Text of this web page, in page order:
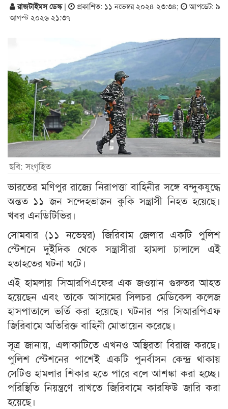
রাজটাইমস ডেস্ক| প্রকাশিত: ১১ নভেম্বর ২০২৪ ২৩:৩৪;
আপডেট: ৯
আগস্ট ২০২৬ ২১:৩৭
ছবি: সংগৃহিত
ভারতের মণিপুর রাজ্যে নিরাপত্তা বাহিনীর সঙ্গে বন্দুকযুদ্ধে
অন্তত ১১ জন সন্দেহভাজন কুকি সন্ত্রাসী নিহত হয়েছে।
খবর এনডিটিভির।
সোমবার (১১ নভেম্বর) জিরিবাম জেলার একটি পুলিশ
স্টেশনে দুইদিক থেকে সন্ত্রাসীরা হামলা চালালে এই
হতাহতের ঘটনা ঘটে।
এই হামলায় সিআরপিএফের এক জওয়ান গুরুতর আহত
হয়েছেন এবং তাকে আসামের সিলচর মেডিকেল কলেজ
হাসপাতালে ভর্তি করা হয়েছে। ঘটনার পর সিআরপিএফ
জিরিবামে অতিরিক্ত বাহিনী মোতায়েন করেছে।
সূত্র জানায়, এলাকাটিতে এখনও অস্থিরতা বিরাজ করছে।
পুলিশ স্টেশনের পাশেই একটি পুনর্বাসন কেন্দ্র থাকায়
সেটিও হামলার শিকার হতে পারে বলে আশঙ্কা করা হচ্ছে।
পরিস্থিতি নিয়ন্ত্রণে রাখতে জিরিবামে কারফিউ জারি করা
হয়েছে।